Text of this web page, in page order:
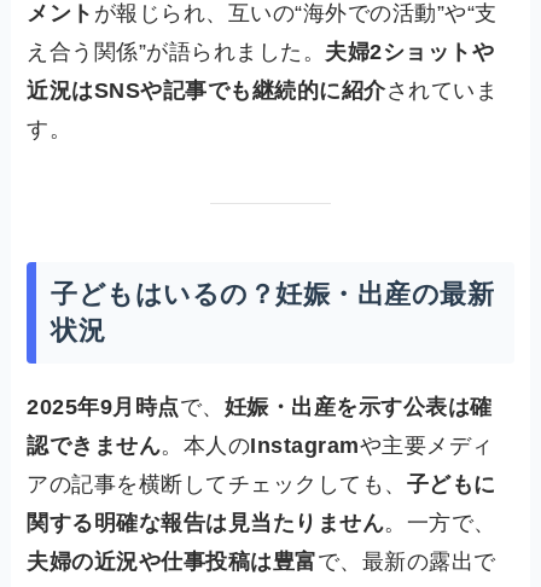
メント が報じられ、互いの“海外での活動”や“支
え合う関係”が語られました。 夫婦2ショットや
近況はSNSや記事でも継続的に紹介されていま
す。
子どもはいるの？妊娠・出産の最新
状況
2025年9月時点で、 妊娠・出産を示す公表は確
認できません。本人のInstagramや主要メディ
アの記事を横断してチェックしても、 子どもに
関する明確な報告は見当たりません。一方で、
夫婦の近況や仕事投稿は豊富で、最新の露出で